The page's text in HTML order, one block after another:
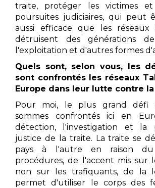
traite, protéger les victimes
poursuites judiciaires, qui peut
aussi efficace que les
détruisent des générations
l'exploitation et d'autres formes
Quels sont, selon vous, les
sont confrontés les réseaux
Europe dans leur lutte contre
Pour moi, le plus grand défi
sommes confrontés ici en
détection, l'investigation et la
justice de la traite. La traite se
pays à l'autre en raison
procédures, de l'accent mis sur
non sur les trafiquants, de la
permet d'utiliser le corps des